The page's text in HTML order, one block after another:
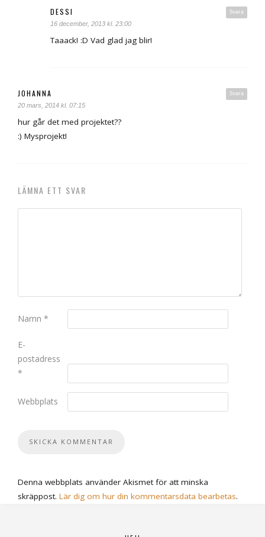
Svara
DESSI
16 december, 2013 kl. 23:00
Taaack! :D Vad glad jag blir!
Svara
JOHANNA
20 mars, 2014 kl. 07:15
hur går det med projektet??
:) Mysprojekt!
LÄMNA ETT SVAR
Namn *
E-
postadress
*
Webbplats
Denna webbplats använder Akismet för att minska
skräppost. Lär dig om hur din kommentarsdata bearbetas.